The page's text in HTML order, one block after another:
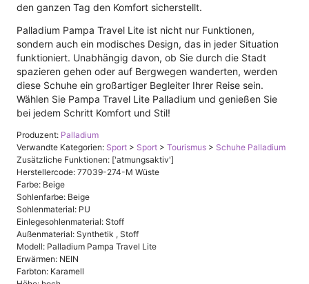
den ganzen Tag den Komfort sicherstellt.
Palladium Pampa Travel Lite ist nicht nur Funktionen,
sondern auch ein modisches Design, das in jeder Situation
funktioniert. Unabhängig davon, ob Sie durch die Stadt
spazieren gehen oder auf Bergwegen wanderten, werden
diese Schuhe ein großartiger Begleiter Ihrer Reise sein.
Wählen Sie Pampa Travel Lite Palladium und genießen Sie
bei jedem Schritt Komfort und Stil!
Produzent: Palladium
Verwandte Kategorien: Sport > Sport > Tourismus > Schuhe Palladium
Zusätzliche Funktionen: ['atmungsaktiv']
Herstellercode: 77039-274-M Wüste
Farbe: Beige
Sohlenfarbe: Beige
Sohlenmaterial: PU
Einlegesohlenmaterial: Stoff
Außenmaterial: Synthetik , Stoff
Modell: Palladium Pampa Travel Lite
Erwärmen: NEIN
Farbton: Karamell